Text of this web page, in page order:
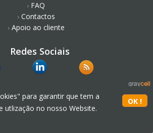
FAQ
Contactos
Apoio ao cliente
Redes Sociais
para garantir que tem a
utlização no nosso Website.